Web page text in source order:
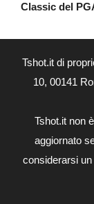
Classic del
Tshot.it di
10, 00141
Tshot.it non
aggiornato
considerarsi